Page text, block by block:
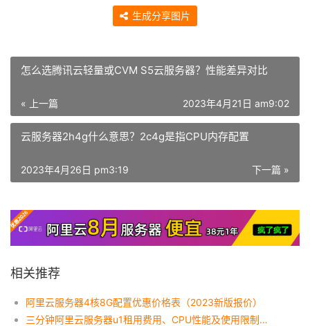
生成分享图片
怎么选腾讯云轻量或CVM S5云服务器？性能差异对比
« 上一篇 2023年4月21日 am9:02
云服务器2h4g什么意思？2c4g是指CPU内存配置
下一篇 »
2023年4月26日 pm3:19
相关推荐
阿里云服务器4核8G配置优惠价格表（2023新版报价）
三分钟阿里云服务器u1租用费用、CPU性能及使用限制说明